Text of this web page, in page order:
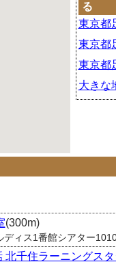
る
東京都
東京都
東京都
大きな
(300m)
ィス1番館シアター
北千住ラーニングス